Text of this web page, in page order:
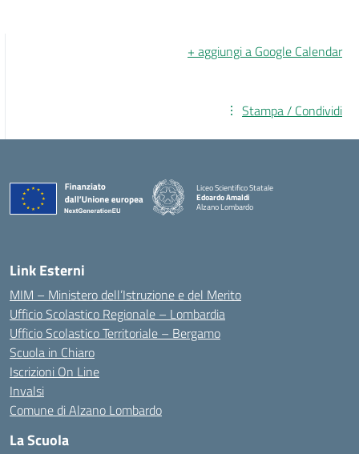
+ aggiungi a Google Calendar
Stampa / Condividi
Liceo Scientifico Statale
Edoardo Amaldi
Alzano Lombardo
Link Esterni
MIM – Ministero dell’Istruzione e del Merito
Ufficio Scolastico Regionale – Lombardia
Ufficio Scolastico Territoriale – Bergamo
Scuola in Chiaro
Iscrizioni On Line
Invalsi
Comune di Alzano Lombardo
La Scuola